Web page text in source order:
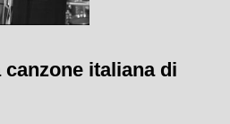
italiana di